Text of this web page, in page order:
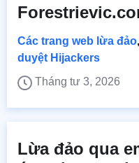
Các trang web lừa đảo,
duyệt Hijackers
Tháng tư 3, 2026
Lừa đảo qua